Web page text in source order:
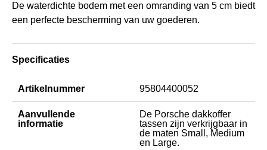
De waterdichte bodem met een omranding van 5 cm biedt
een perfecte bescherming van uw goederen.
Specificaties
Artikelnummer 95804400052
Aanvullende
informatie
De Porsche dakkoffer
tassen zijn verkrijgbaar in
de maten Small, Medium
en Large.